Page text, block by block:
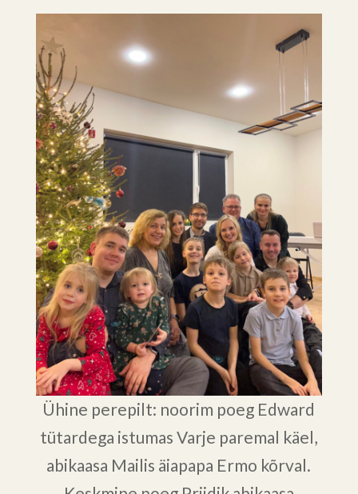
Ühine perepilt: noorim poeg Edward
tütardega istumas Varje paremal käel,
abikaasa Mailis äiapapa Ermo kõrval.